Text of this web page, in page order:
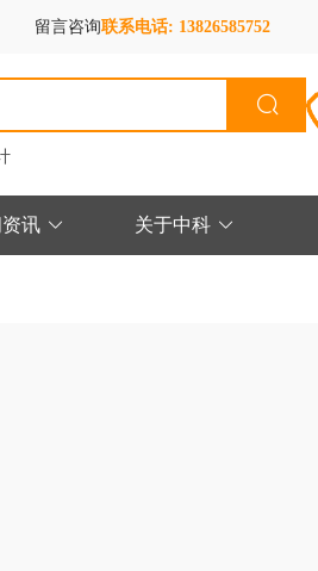
留言咨询联系电话: 13826585752
讯 关于中科